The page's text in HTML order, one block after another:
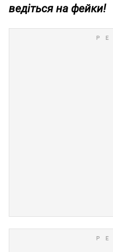
ведіться на фейки!